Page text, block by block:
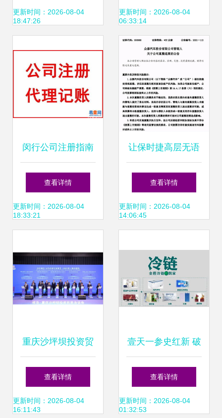
册、住所变更、记
指南
更新时间：2026-08-04
18:47:26
林海股份、宁波东
力等龙头蓄势待发
更新时间：2026-08-04
06:33:14
闵行公司注册指南
流程、时间与国内
贸易代理须知
查看详情
更新时间：2026-08-04
18:33:21
让保时捷高层无语
的皮尺品牌要复活
这次，还有人敢买
查看详情
更新时间：2026-08-04
14:06:45
重庆沙坪坝投资贸
易洽谈会成功举
行，签约6个对非
查看详情
更新时间：2026-08-04
16:11:43
壹天一参史红新 破
解生鲜O2O困局，
打造高端滋补品国
查看详情
更新时间：2026-08-04
01:32:53